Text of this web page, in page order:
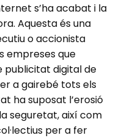
s’ha acabat i la
Aquesta és una
o accionista
empreses que
publicitat digital de
a gairebé tots els
ha suposat l’erosió
seguretat, així com
per a fer